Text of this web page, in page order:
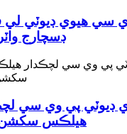
سي هيوي ڊيوٽي لي
ڊسچارج
ڊيوٽي پي وي سي
هيلڪس سکشن